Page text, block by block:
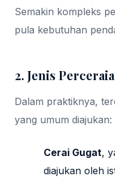
Semakin kompleks
pula kebutuhan
2. Jenis
Dalam praktiknya,
yang umum diajukan:
Cerai Gugat,
diajukan oleh